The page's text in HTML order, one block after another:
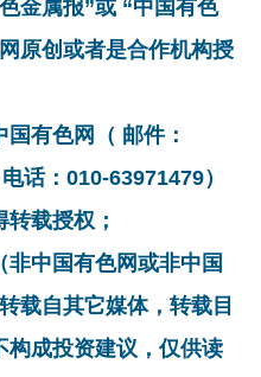
金属报”或 “中国有色
原创或者是合作机构授
有色网（ 邮件：
话：010-63971479）
载授权；
非中国有色网或非中国
载自其它媒体，转载目
构成投资建议，仅供读